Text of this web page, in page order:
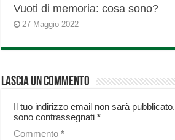
Vuoti di memoria: cosa sono?
27 Maggio 2022
Lascia un commento
Il tuo indirizzo email non sarà pubblicato.
sono contrassegnati*
Commento*